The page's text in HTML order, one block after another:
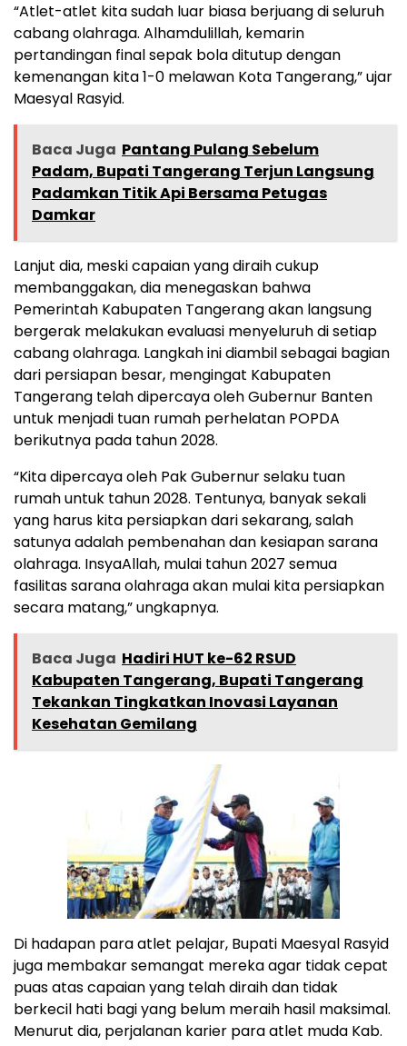
“Atlet-atlet kita sudah luar biasa berjuang di seluruh
cabang olahraga. Alhamdulillah, kemarin
pertandingan final sepak bola ditutup dengan
kemenangan kita 1-0 melawan Kota Tangerang,” ujar
Maesyal Rasyid.
Baca Juga Pantang Pulang Sebelum
Padam, Bupati Tangerang Terjun Langsung
Padamkan Titik Api Bersama Petugas
Damkar
Lanjut dia, meski capaian yang diraih cukup
membanggakan, dia menegaskan bahwa
Pemerintah Kabupaten Tangerang akan langsung
bergerak melakukan evaluasi menyeluruh di setiap
cabang olahraga. Langkah ini diambil sebagai bagian
dari persiapan besar, mengingat Kabupaten
Tangerang telah dipercaya oleh Gubernur Banten
untuk menjadi tuan rumah perhelatan POPDA
berikutnya pada tahun 2028.
“Kita dipercaya oleh Pak Gubernur selaku tuan
rumah untuk tahun 2028. Tentunya, banyak sekali
yang harus kita persiapkan dari sekarang, salah
satunya adalah pembenahan dan kesiapan sarana
olahraga. InsyaAllah, mulai tahun 2027 semua
fasilitas sarana olahraga akan mulai kita persiapkan
secara matang,” ungkapnya.
Baca Juga Hadiri HUT ke-62 RSUD
Kabupaten Tangerang, Bupati Tangerang
Tekankan Tingkatkan Inovasi Layanan
Kesehatan Gemilang
Di hadapan para atlet pelajar, Bupati Maesyal Rasyid
juga membakar semangat mereka agar tidak cepat
puas atas capaian yang telah diraih dan tidak
berkecil hati bagi yang belum meraih hasil maksimal.
Menurut dia, perjalanan karier para atlet muda Kab.